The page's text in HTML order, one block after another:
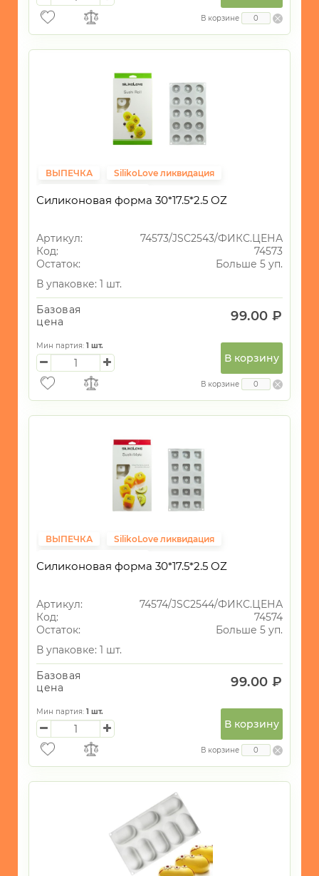
В корзине
ВЫПЕЧКА
SilikoLove ликвидация
Силиконовая форма 30*17.5*2.5 OZ
Артикул:
74573/JSC2543/ФИКС.ЦЕНА
Код:
74573
Остаток:
Больше 5 уп.
В упаковке: 1 шт.
Базовая
цена
99.00 ₽
Мин партия: 1 шт.
В корзину
В корзине
ВЫПЕЧКА
SilikoLove ликвидация
Силиконовая форма 30*17.5*2.5 OZ
Артикул:
74574/JSC2544/ФИКС.ЦЕНА
Код:
74574
Остаток:
Больше 5 уп.
В упаковке: 1 шт.
Базовая
цена
99.00 ₽
Мин партия: 1 шт.
В корзину
В корзине